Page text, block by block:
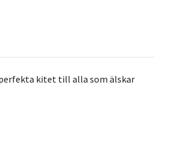
kitet till alla som älskar